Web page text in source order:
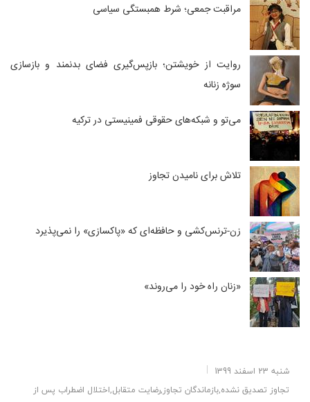
مراقبت جمعی؛ شرط همبستگی سیاسی
روایت از خویشتن؛ بازپس‌گیری فضای بدنمند و بازسازی
سوژه زنانه
می‌تو و شبکه‌های حقوقی فمینیستی در ترکیه
تلاش برای نامیدن تجاوز
زن-ترنس‌کشی و حافظه‌ای که «پاکسازی» را نمی‌پذیرد
«زنان راه خود را می‌روند»
شنبه 23 اسفند 1399
تجاوز تصدیق نشده,بازماندگان تجاوز,رضایت متقابل,اختلال اضطراب پس از